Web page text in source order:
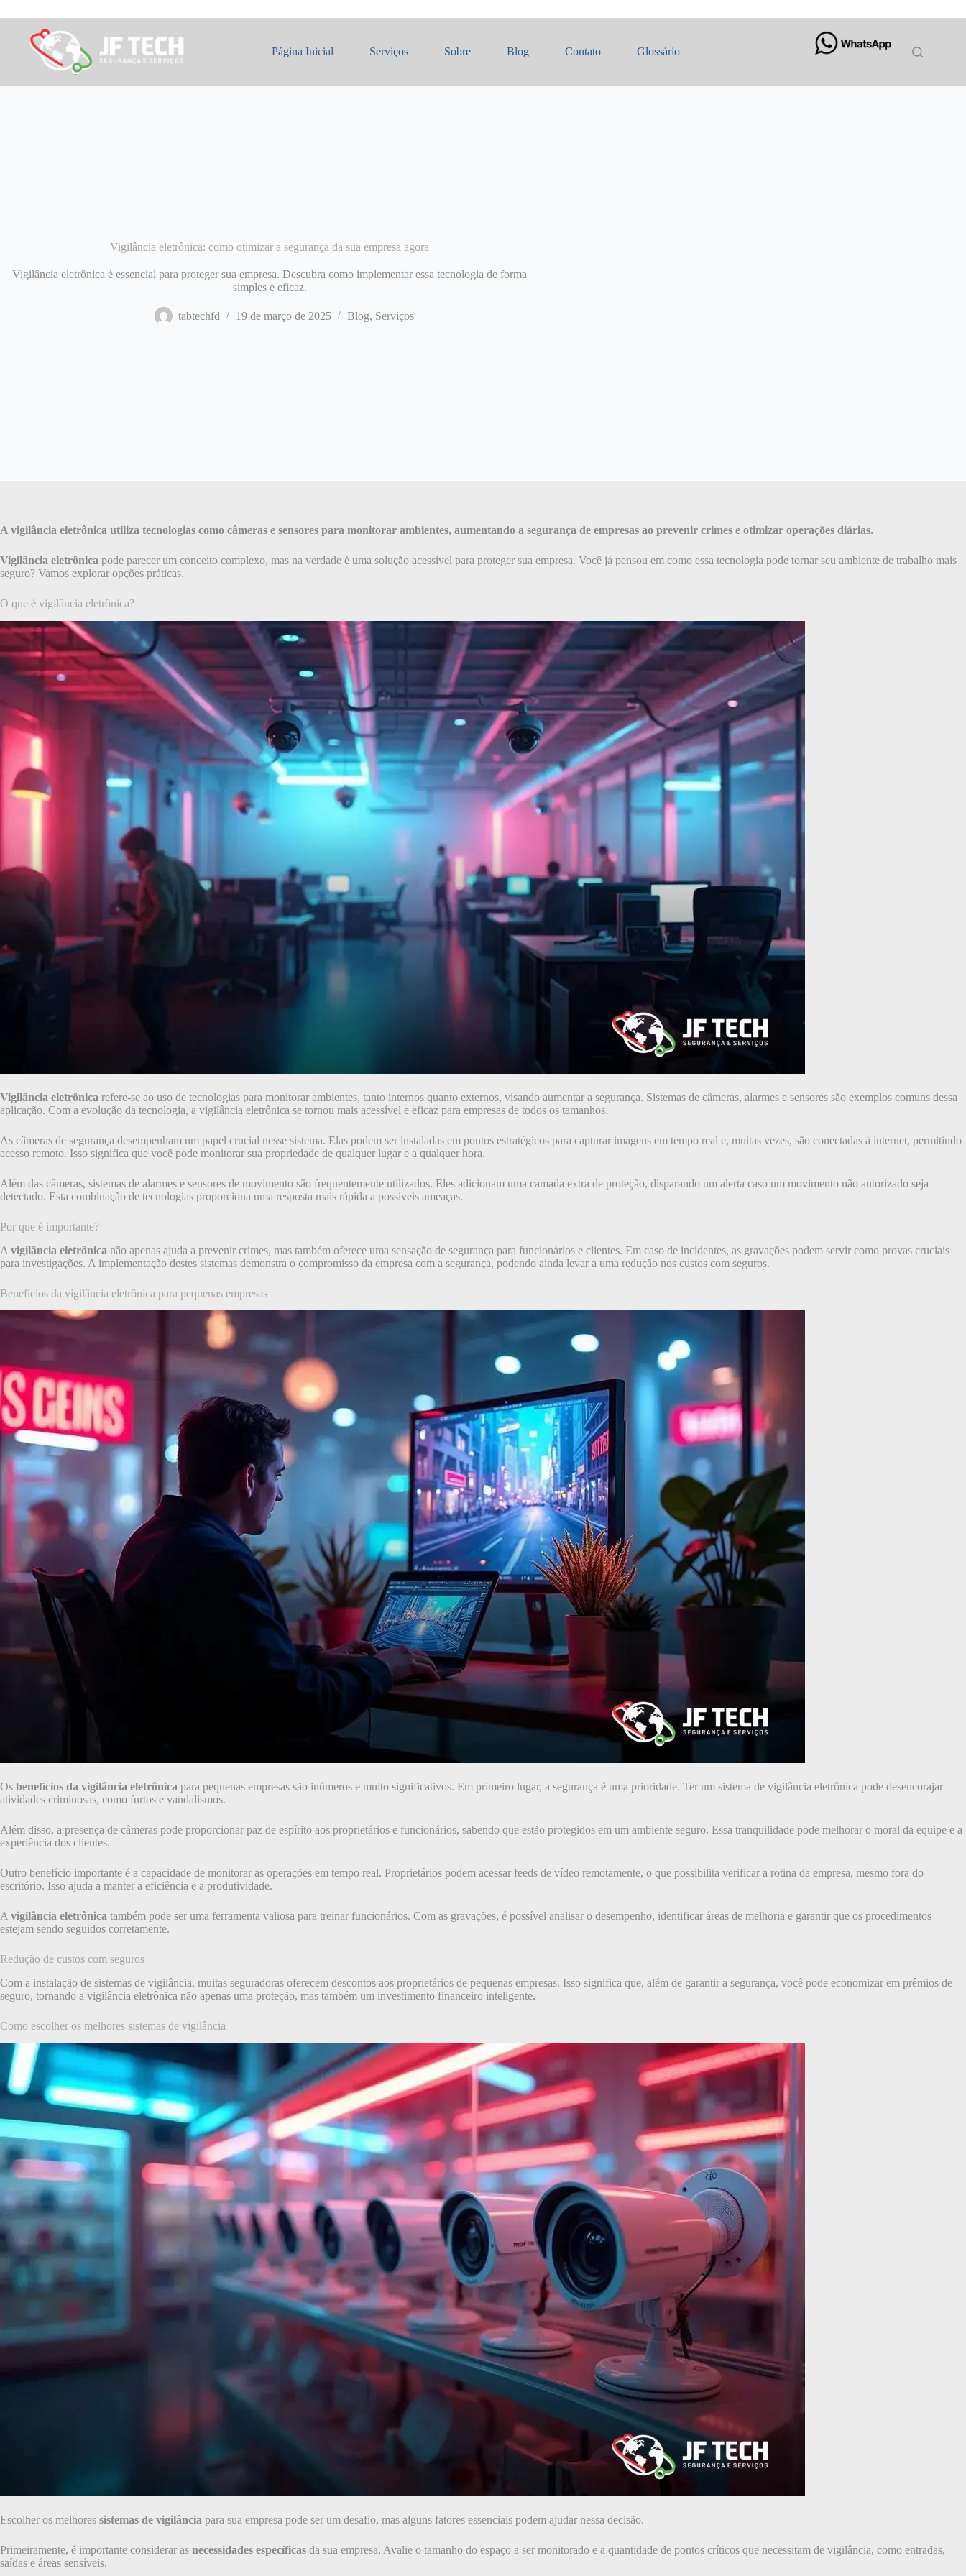
para
conteúdo
Página Inicial Serviços Sobre Blog Contato Glossário
Vigilância eletrônica: como otimizar a segurança da sua empresa agora
Vigilância eletrônica é essencial para proteger sua empresa. Descubra como implementar essa tecnologia de forma
simples e eficaz.
tabtechfd 19 de março de 2025 Blog, Serviços
A vigilância eletrônica utiliza tecnologias como câmeras e sensores para monitorar ambientes, aumentando a segurança de empresas ao prevenir crimes e otimizar operações diárias.
Vigilância eletrônica pode parecer um conceito complexo, mas na verdade é uma solução acessível para proteger sua empresa. Você já pensou em como essa tecnologia pode tornar seu ambiente de trabalho mais
seguro? Vamos explorar opções práticas.
O que é vigilância eletrônica?
Vigilância eletrônica refere-se ao uso de tecnologias para monitorar ambientes, tanto internos quanto externos, visando aumentar a segurança. Sistemas de câmeras, alarmes e sensores são exemplos comuns dessa
aplicação. Com a evolução da tecnologia, a vigilância eletrônica se tornou mais acessível e eficaz para empresas de todos os tamanhos.
As câmeras de segurança desempenham um papel crucial nesse sistema. Elas podem ser instaladas em pontos estratégicos para capturar imagens em tempo real e, muitas vezes, são conectadas à internet, permitindo
acesso remoto. Isso significa que você pode monitorar sua propriedade de qualquer lugar e a qualquer hora.
Além das câmeras, sistemas de alarmes e sensores de movimento são frequentemente utilizados. Eles adicionam uma camada extra de proteção, disparando um alerta caso um movimento não autorizado seja
detectado. Esta combinação de tecnologias proporciona uma resposta mais rápida a possíveis ameaças.
Por que é importante?
A vigilância eletrônica não apenas ajuda a prevenir crimes, mas também oferece uma sensação de segurança para funcionários e clientes. Em caso de incidentes, as gravações podem servir como provas cruciais
para investigações. A implementação destes sistemas demonstra o compromisso da empresa com a segurança, podendo ainda levar a uma redução nos custos com seguros.
Benefícios da vigilância eletrônica para pequenas empresas
Os benefícios da vigilância eletrônica para pequenas empresas são inúmeros e muito significativos. Em primeiro lugar, a segurança é uma prioridade. Ter um sistema de vigilância eletrônica pode desencorajar
atividades criminosas, como furtos e vandalismos.
Além disso, a presença de câmeras pode proporcionar paz de espírito aos proprietários e funcionários, sabendo que estão protegidos em um ambiente seguro. Essa tranquilidade pode melhorar o moral da equipe e a
experiência dos clientes.
Outro benefício importante é a capacidade de monitorar as operações em tempo real. Proprietários podem acessar feeds de vídeo remotamente, o que possibilita verificar a rotina da empresa, mesmo fora do
escritório. Isso ajuda a manter a eficiência e a produtividade.
A vigilância eletrônica também pode ser uma ferramenta valiosa para treinar funcionários. Com as gravações, é possível analisar o desempenho, identificar áreas de melhoria e garantir que os procedimentos
estejam sendo seguidos corretamente.
Redução de custos com seguros
Com a instalação de sistemas de vigilância, muitas seguradoras oferecem descontos aos proprietários de pequenas empresas. Isso significa que, além de garantir a segurança, você pode economizar em prêmios de
seguro, tornando a vigilância eletrônica não apenas uma proteção, mas também um investimento financeiro inteligente.
Como escolher os melhores sistemas de vigilância
Escolher os melhores sistemas de vigilância para sua empresa pode ser um desafio, mas alguns fatores essenciais podem ajudar nessa decisão.
Primeiramente, é importante considerar as necessidades específicas da sua empresa. Avalie o tamanho do espaço a ser monitorado e a quantidade de pontos críticos que necessitam de vigilância, como entradas,
saídas e áreas sensíveis.